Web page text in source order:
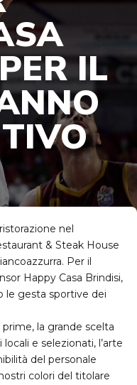
IL
nel
& Steak House
Per il
Happy Casa Brindisi,
le gesta sportive dei
la grande scelta
e selezionati, l’arte
del personale
colori del titolare